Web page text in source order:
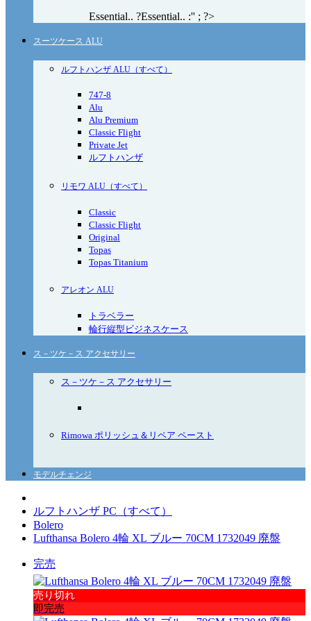
Essential.. ?Essential.. :'' ; ?>
スーツケース ALU
ルフトハンザ ALU（すべて）
747-8
Alu
Alu Premium
Classic Flight
Private Jet
ルフトハンザ
リモワ ALU（すべて）
Classic
Classic Flight
Original
Topas
Topas Titanium
アレオン ALU
トラベラー
輪行縦型ビジネスケース
ス－ツケ－ス アクセサリー
ス－ツケ－ス アクセサリー
Rimowa ポリッシュ＆リペア ペースト
モデルチェンジ
ルフトハンザ PC（すべて）
Bolero
Lufthansa Bolero 4輪 XL ブルー 70CM 1732049 廃盤
完売
売り切れ
即完売